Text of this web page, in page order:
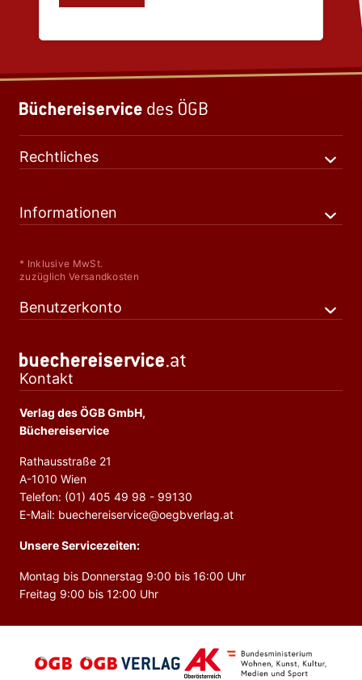
Rechtliches
Informationen
* Inklusive MwSt.
zuzüglich Versandkosten
Benutzerkonto
Kontakt
Verlag des ÖGB GmbH,
Büchereiservice
Rathausstraße 21
A-1010 Wien
Telefon: (01) 405 49 98 - 99130
E-Mail: buechereiservice@oegbverlag.at
Unsere Servicezeiten:
Montag bis Donnerstag 9:00 bis 16:00 Uhr
Freitag 9:00 bis 12:00 Uhr